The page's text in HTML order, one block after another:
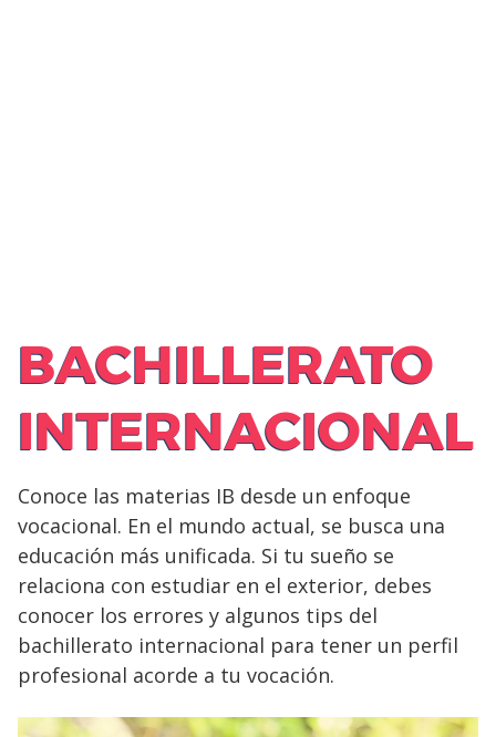
BACHILLERATO
INTERNACIONAL
Conoce las materias IB desde un enfoque
vocacional. En el mundo actual, se busca una
educación más unificada. Si tu sueño se
relaciona con estudiar en el exterior, debes
conocer los errores y algunos tips del
bachillerato internacional para tener un perfil
profesional acorde a tu vocación.